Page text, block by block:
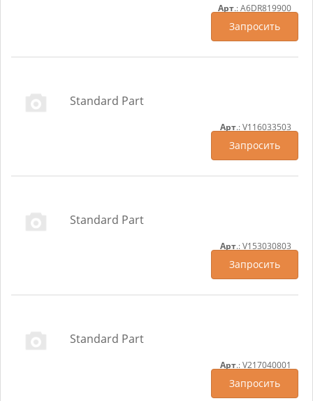
Арт.: A6DR819900
Запросить
Standard Part
Арт.: V116033503
Запросить
Standard Part
Арт.: V153030803
Запросить
Standard Part
Арт.: V217040001
Запросить